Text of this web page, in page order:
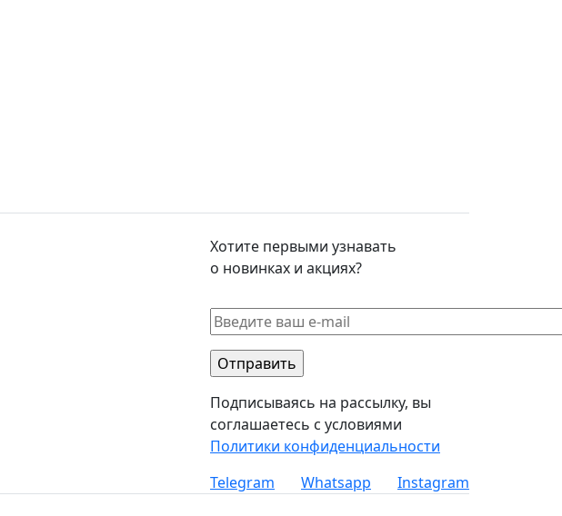
Хотите первыми узнавать
о новинках и акциях?
Подписываясь на рассылку, вы
соглашаетесь с условиями
Политики конфиденциальности
Telegram​
Whatsapp​
Instagram​